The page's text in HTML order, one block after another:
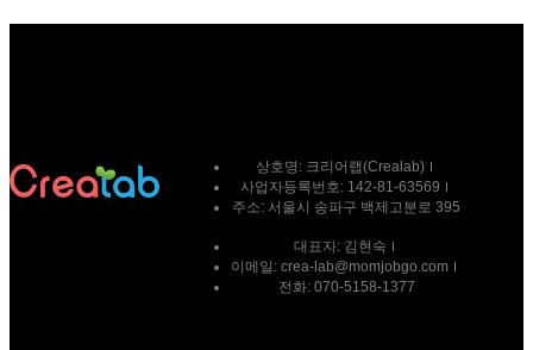
상호명: 크리어랩(Crealab)
사업자등록번호: 142-81-63569
주소: 서울시 송파구 백제고분로 395
대표자: 김현숙
이메일: crea-lab@momjobgo.com
전화: 070-5158-1377